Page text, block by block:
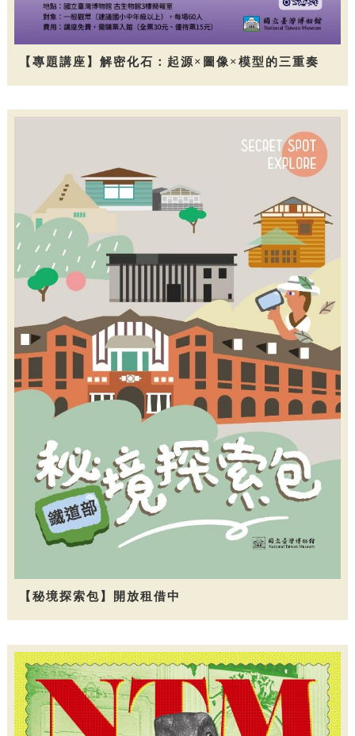
【專題講座】解密化石：起源×圖像×模型的三重奏
【秘境探索包】開放租借中